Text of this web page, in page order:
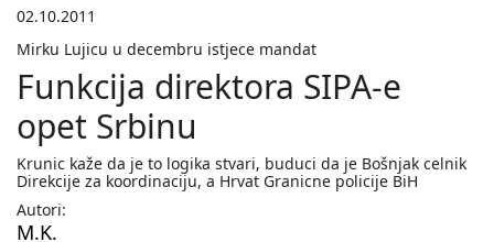
02.10.2011
Mirku Lujicu u decembru istjece mandat
Funkcija direktora SIPA-e
opet Srbinu
Krunic kaže da je to logika stvari, buduci da je Bošnjak celnik
Direkcije za koordinaciju, a Hrvat Granicne policije BiH
Autori:
M.K.